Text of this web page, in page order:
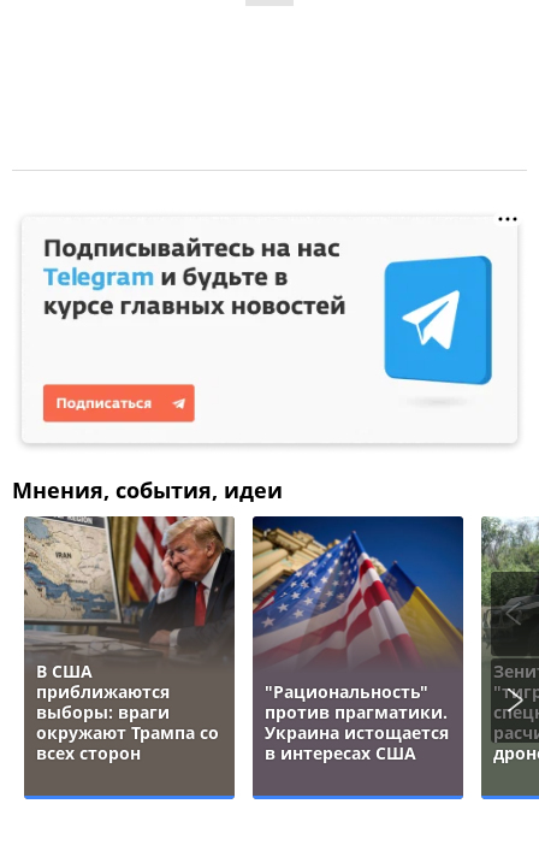
Мнения, события, идеи
В США
приближаются
выборы: враги
окружают Трампа со
всех сторон
"Рациональность"
против прагматики.
Украина истощается
в интересах США